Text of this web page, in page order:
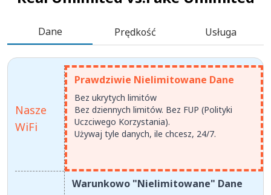
Dane Prędkość Usługa
Nasze
WiFi
Prawdziwie Nielimitowane Dane
Bez ukrytych limitów
Bez dziennych limitów. Bez FUP (Polityki
Uczciwego Korzystania).
Używaj tyle danych, ile chcesz, 24/7.
Warunkowo "Nielimitowane" Dane